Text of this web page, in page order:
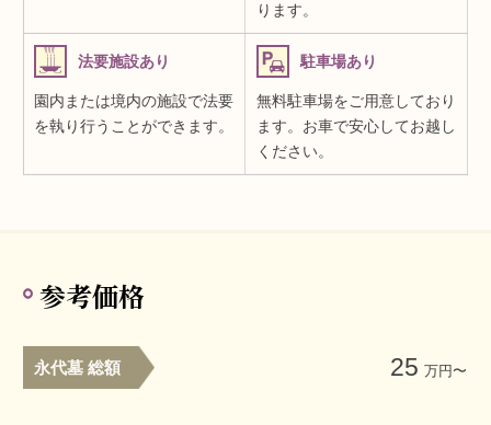
ります。
法要施設あり
園内または境内の施設で法要
を執り行うことができます。
駐車場あり
無料駐車場をご用意しており
ます。お車で安心してお越し
ください。
参考価格
永代墓 総額 25 万円〜